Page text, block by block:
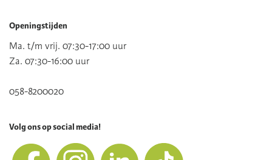
Openingstijden
Ma. t/m vrij. 07:30-17:00 uur
Za. 07:30-16:00 uur
058-8200020
Volg ons op social media!